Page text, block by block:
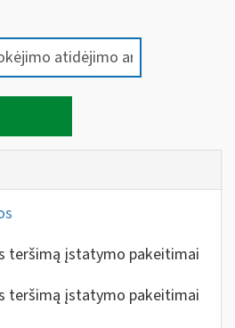
teršimą įstatymo pakeitimai
teršimą įstatymo pakeitimai